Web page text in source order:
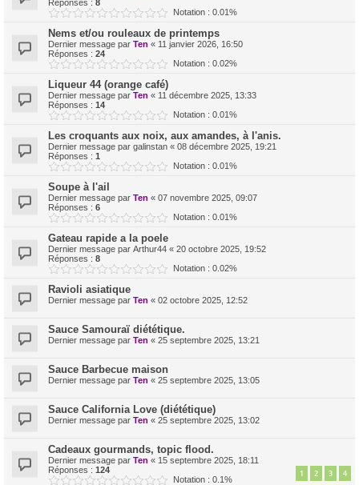
Réponses : 8
Notation : 0.01%
Nems et/ou rouleaux de printemps
Dernier message par Ten « 11 janvier 2026, 16:50
Réponses : 24
Notation : 0.02%
Liqueur 44 (orange café)
Dernier message par Ten « 11 décembre 2025, 13:33
Réponses : 14
Notation : 0.01%
Les croquants aux noix, aux amandes, à l'anis.
Dernier message par galinstan « 08 décembre 2025, 19:21
Réponses : 1
Notation : 0.01%
Soupe à l'ail
Dernier message par Ten « 07 novembre 2025, 09:07
Réponses : 6
Notation : 0.01%
Gateau rapide a la poele
Dernier message par Arthur44 « 20 octobre 2025, 19:52
Réponses : 8
Notation : 0.02%
Ravioli asiatique
Dernier message par Ten « 02 octobre 2025, 12:52
Sauce Samouraï diététique.
Dernier message par Ten « 25 septembre 2025, 13:21
Sauce Barbecue maison
Dernier message par Ten « 25 septembre 2025, 13:05
Sauce California Love (diététique)
Dernier message par Ten « 25 septembre 2025, 13:02
Cadeaux gourmands, topic flood.
Dernier message par Ten « 15 septembre 2025, 18:11
Réponses : 124 1 2 3 4
Notation : 0.1%